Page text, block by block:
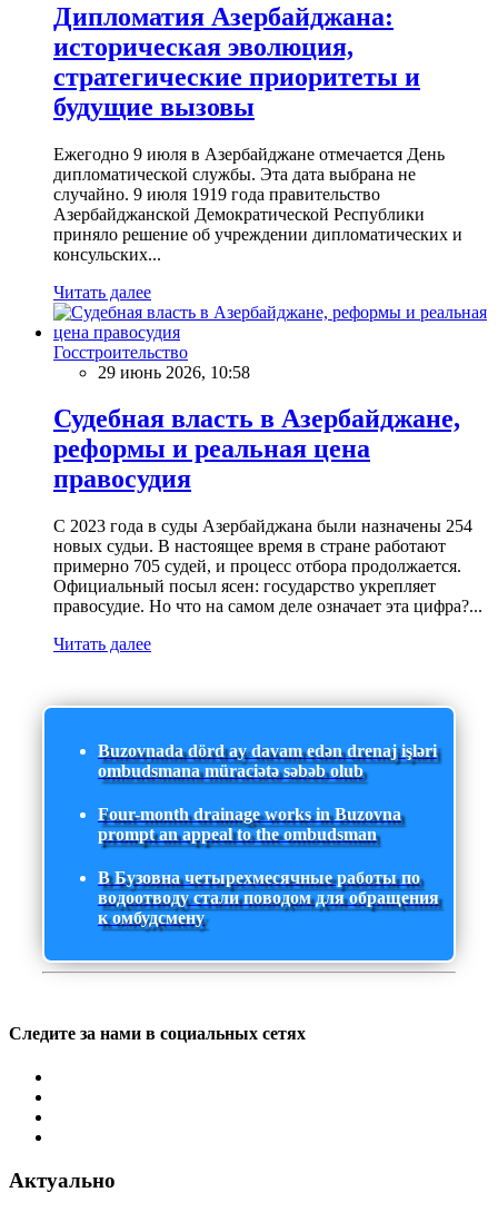
Дипломатия Азербайджана:
историческая эволюция,
стратегические приоритеты и
будущие вызовы
Ежегодно 9 июля в Азербайджане отмечается День
дипломатической службы. Эта дата выбрана не
случайно. 9 июля 1919 года правительство
Азербайджанской Демократической Республики
приняло решение об учреждении дипломатических и
консульских...
Читать далее
Госстроительство
29 июнь 2026, 10:58
Судебная власть в Азербайджане,
реформы и реальная цена
правосудия
С 2023 года в суды Азербайджана были назначены 254
новых судьи. В настоящее время в стране работают
примерно 705 судей, и процесс отбора продолжается.
Официальный посыл ясен: государство укрепляет
правосудие. Но что на самом деле означает эта цифра?...
Читать далее
Buzovnada dörd ay davam edən drenaj işləri
ombudsmana müraciətə səbəb olub
Four-month drainage works in Buzovna
prompt an appeal to the ombudsman
В Бузовна четырехмесячные работы по
водоотводу стали поводом для обращения
к омбудсмену
Следите за нами в социальных сетях
Актуально